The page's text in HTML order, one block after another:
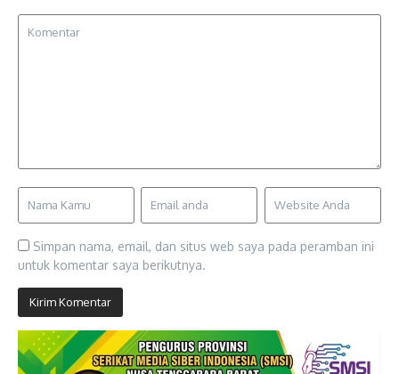
Simpan nama, email, dan situs web saya pada peramban ini
untuk komentar saya berikutnya.